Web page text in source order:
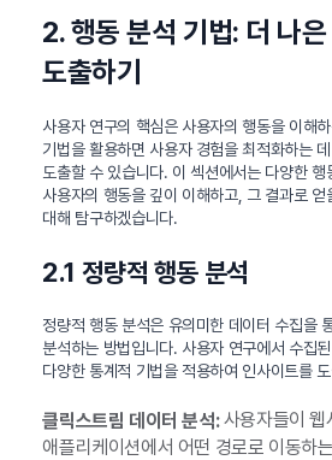
2. 행동 분석 기법: 더 나
도출하기
사용자 연구의 핵심은 사용자의 행동을 이해
기법을 활용하면 사용자 경험을 최적화하는
도출할 수 있습니다. 이 섹션에서는 다양한 행
사용자의 행동을 깊이 이해하고, 그 결과로 얻
대해 탐구하겠습니다.
2.1 정량적 행동 분석
정량적 행동 분석은 유의미한 데이터 수집을
분석하는 방법입니다. 사용자 연구에서 수집
다양한 통계적 기법을 적용하여 인사이트를
클릭스트림 데이터 분석:사용자들이 웹
애플리케이션에서 어떤 경로로 이동하